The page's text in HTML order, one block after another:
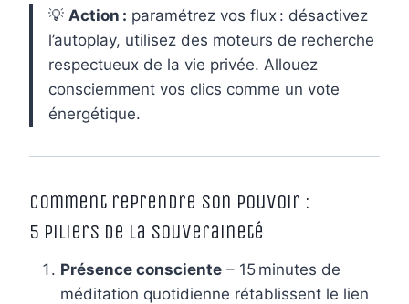
💡 Action : paramétrez vos flux : désactivez
l’autoplay, utilisez des moteurs de recherche
respectueux de la vie privée. Allouez
consciemment vos clics comme un vote
énergétique.
Comment reprendre son pouvoir :
5 piliers de la souveraineté
Présence consciente – 15 minutes de
méditation quotidienne rétablissent le lien